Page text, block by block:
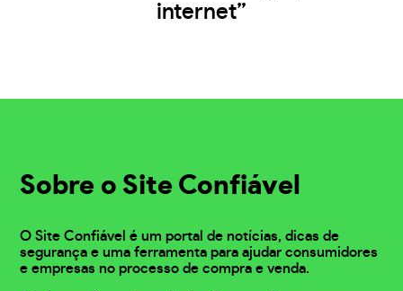
internet”
Sobre o Site Confiável
O Site Confiável é um portal de notícias, dicas de
segurança e uma ferramenta para ajudar consumidores
e empresas no processo de compra e venda.